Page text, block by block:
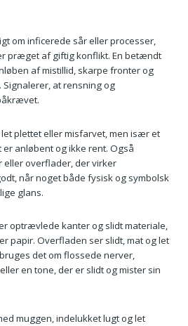
om inficerede sår eller processer,
præget af giftig konflikt. En betændt
af mistillid, skarpe fronter og
at rensning og
plettet eller misfarvet, men især et
anløbent og ikke rent. Også
eller overflader, der virker
når noget både fysisk og symbolsk
glans.
optrævlede kanter og slidt materiale,
papir. Overfladen ser slidt, mat og let
det om flossede nerver,
en tone, der er slidt og mister sin
muggen, indelukket lugt og let